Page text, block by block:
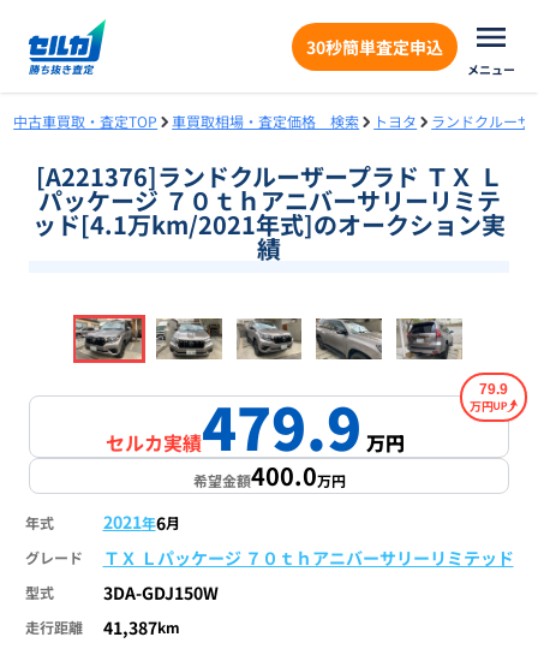
30秒簡単査定申込
メニュー
中古車買取・査定TOP 車買取相場・査定価格 検索 トヨタ ランドクルーザ
[A221376]ランドクルーザープラド ＴＸ Ｌ
パッケージ ７０ｔｈアニバーサリーリミテ
ッド[4.1万km/2021年式]のオークション実
績
1/18
セルカ実績479.9万円
79.9
万円
希望金額400.0万円
年式 2021年6月
グレード
ＴＸ Ｌパッケージ ７０ｔｈアニバーサリーリミテッド
型式 3DA-GDJ150W
走行距離 41,387km